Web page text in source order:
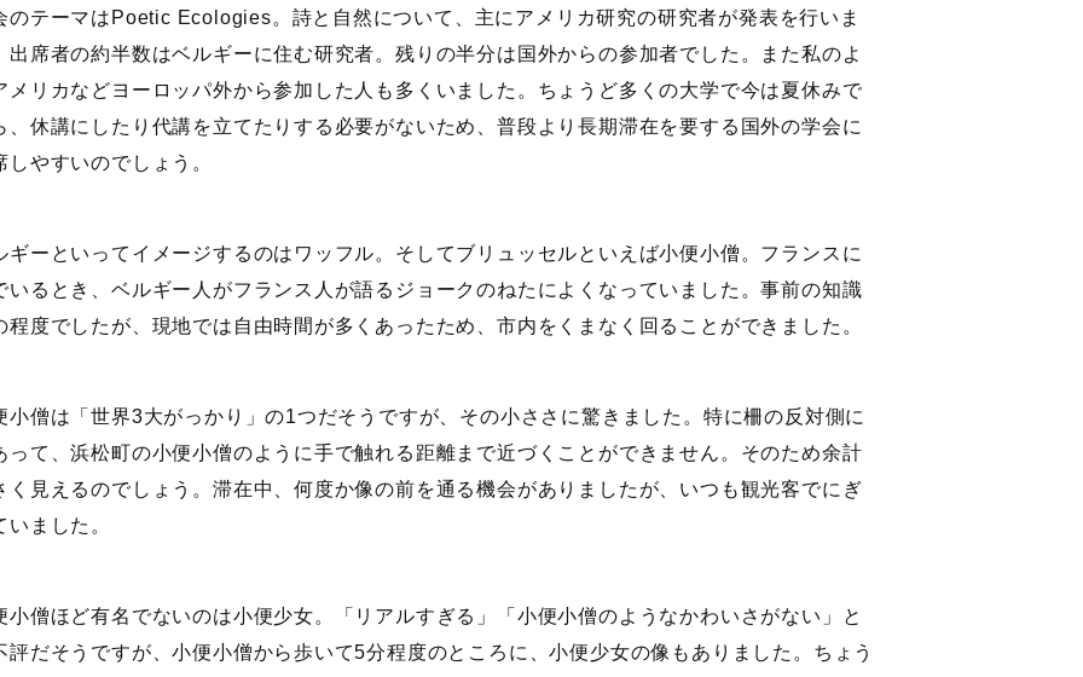
テーマはPoetic Ecologies。詩と自然について、主にアメリカ研究の研究者が発表を行いま
出席者の約半数はベルギーに住む研究者。残りの半分は国外からの参加者でした。また私のよ
メリカなどヨーロッパ外から参加した人も多くいました。ちょうど多くの大学で今は夏休みで
、休講にしたり代講を立てたりする必要がないため、普段より長期滞在を要する国外の学会に
しやすいのでしょう。
ーといってイメージするのはワッフル。そしてブリュッセルといえば小便小僧。フランスに
いるとき、ベルギー人がフランス人が語るジョークのねたによくなっていました。事前の知識
程度でしたが、現地では自由時間が多くあったため、市内をくまなく回ることができました。
僧は「世界3大がっかり」の1つだそうですが、その小ささに驚きました。特に柵の反対側に
って、浜松町の小便小僧のように手で触れる距離まで近づくことができません。そのため余計
く見えるのでしょう。滞在中、何度か像の前を通る機会がありましたが、いつも観光客でにぎ
いました。
僧ほど有名でないのは小便少女。「リアルすぎる」「小便小僧のようなかわいさがない」と
評だそうですが、小便小僧から歩いて5分程度のところに、小便少女の像もありました。ちょう